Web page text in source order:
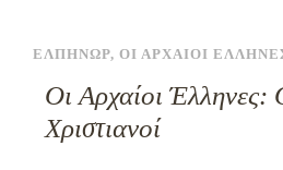
ΕΛΠΗΝΩΡ, ΟΙ ΑΡΧΑΙΟΙ
Οι Αρχαίοι Έλληνες:
Χριστιανοί